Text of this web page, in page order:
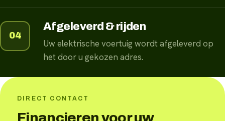
04
Afgeleverd & rijden
Uw elektrische voertuig wordt afgeleverd op
het door u gekozen adres.
DIRECT CONTACT
Financieren voor uw